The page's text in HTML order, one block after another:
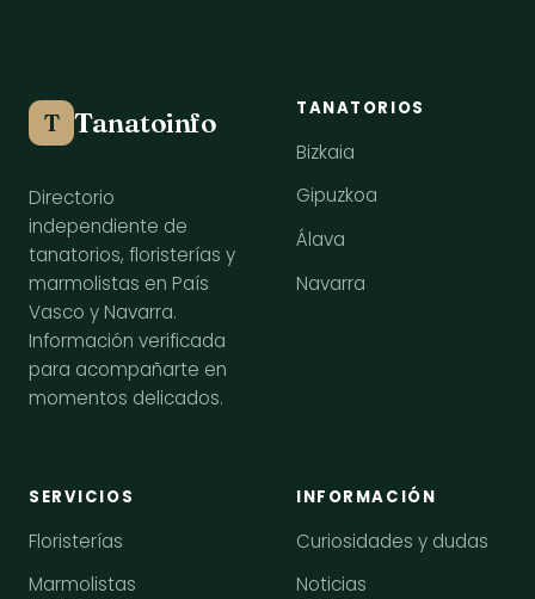
T Tanatoinfo
Directorio
independiente de
tanatorios, floristerías y
marmolistas en País
Vasco y Navarra.
Información verificada
para acompañarte en
momentos delicados.
TANATORIOS
Bizkaia
Gipuzkoa
Álava
Navarra
SERVICIOS
Floristerías
Marmolistas
INFORMACIÓN
Curiosidades y dudas
Noticias